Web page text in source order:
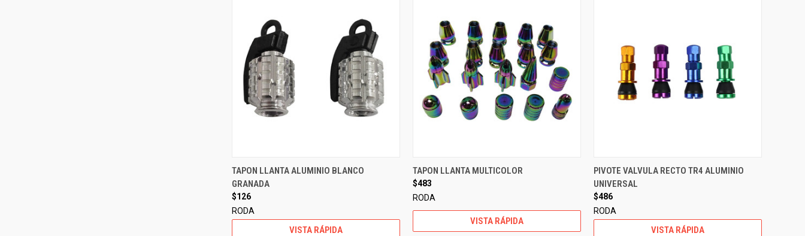
TAPON LLANTA ALUMINIO BLANCO
GRANADA
$126
RODA
VISTA RÁPIDA
TAPON LLANTA MULTICOLOR
$483
RODA
VISTA RÁPIDA
PIVOTE VALVULA RECTO TR4 ALUMINIO
UNIVERSAL
$486
RODA
VISTA RÁPIDA